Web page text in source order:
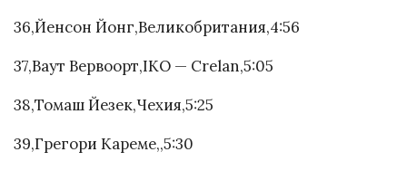
36,Йенсон Йонг,Великобритания,4:56
37,Ваут Вервоорт,IKO — Crelan,5:05
38,Томаш Йезек,Чехия,5:25
39,Грегори Кареме,,5:30